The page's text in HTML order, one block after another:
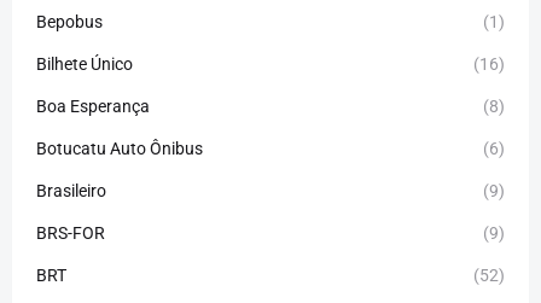
Bepobus (1)
Bilhete Único (16)
Boa Esperança (8)
Botucatu Auto Ônibus (6)
Brasileiro (9)
BRS-FOR (9)
BRT (52)